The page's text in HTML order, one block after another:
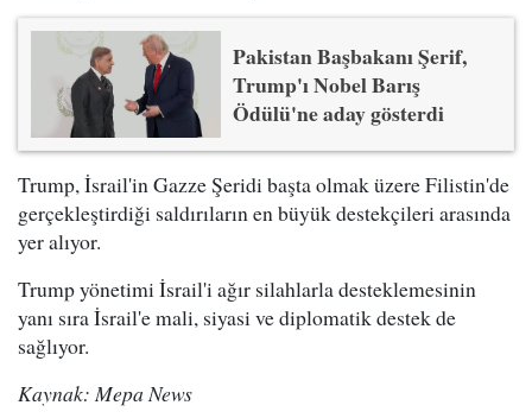
Pakistan Başbakanı Şerif,
Trump'ı Nobel Barış
Ödülü'ne aday gösterdi
Trump, İsrail'in Gazze Şeridi başta olmak üzere Filistin'de
gerçekleştirdiği saldırıların en büyük destekçileri arasında
yer alıyor.
Trump yönetimi İsrail'i ağır silahlarla desteklemesinin
yanı sıra İsrail'e mali, siyasi ve diplomatik destek de
sağlıyor.
Kaynak: Mepa News